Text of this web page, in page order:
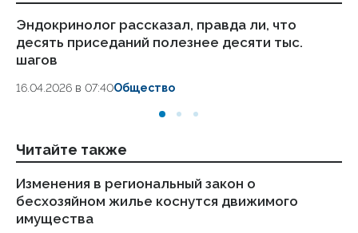
Эндокринолог рассказал, правда ли, что
десять приседаний полезнее десяти тыс.
шагов
16.04.2026 в 07:40Общество
Читайте также
Изменения в региональный закон о
бесхозяйном жилье коснутся движимого
имущества